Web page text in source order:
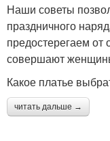
Наши советы
праздничного
предостерегаем от
совершают
Какое платье
читать дальше →